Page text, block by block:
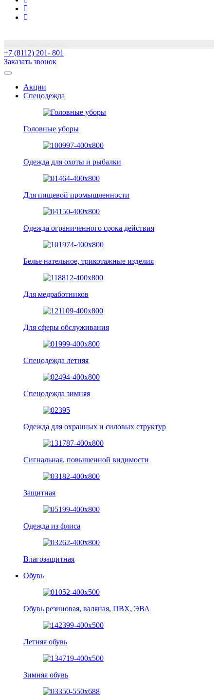
+7 (8112) 201- 801
Заказать звонок
Акции
Спецодежда
Головные уборы
Одежда для охоты и рыбалки
Для пищевой промышленности
Одежда ограниченного срока действия
Белье нательное, трикотажные изделия
Для медработников
Для сферы обслуживания
Спецодежда летняя
Спецодежда зимняя
Одежда для охранных и силовых структур
Сигнальная, повышенной видимости
Защитная
Одежда из флиса
Влагозащитная
Обувь
Обувь резиновая, валяная, ПВХ, ЭВА
Летняя обувь
Зимняя обувь